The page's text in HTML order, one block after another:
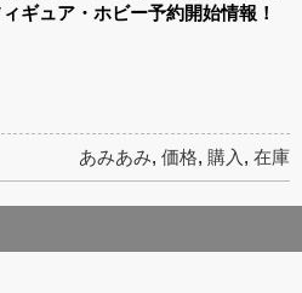
ギュア・ホビー予約開始情報！
あみあみ, 価格, 購入 , 在庫